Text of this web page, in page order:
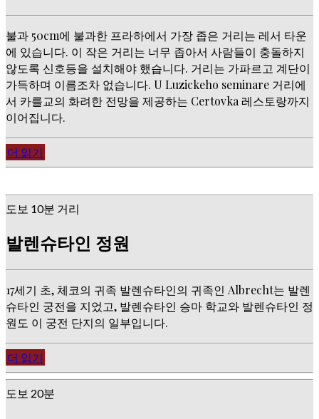
불과 50cm에 불과한 프라하에서 가장 좁은 거리는 레서 타운
에 있습니다. 이 작은 거리는 너무 좁아서 사람들이 충돌하지
않도록 신호등을 설치해야 했습니다. 거리는 가파르고 계단이
가득하며 이름조차 없습니다. U Luzickeho seminare 거리에
서 카를교의 화려한 전망을 제공하는 Certovka 레스토랑까지
이어집니다.
더 읽기
도보 10분 거리
발렌슈타인 정원
17세기 초, 체코의 귀족 발렌슈타인의 귀족인 Albrecht는 발렌
슈타인 궁전을 지었고, 발렌슈타인 승마 학교와 발렌슈타인 정
원도 이 궁전 단지의 일부입니다.
더 읽기
도보 20분